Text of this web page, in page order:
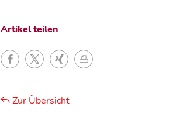
Artikel teilen
Zur Übersicht